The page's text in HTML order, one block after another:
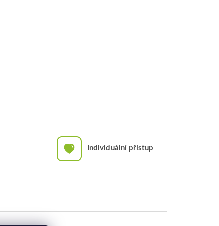
Individuální přístup